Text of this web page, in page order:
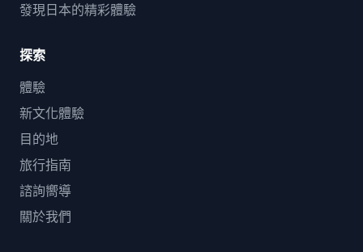
發現日本的精彩體驗
探索
體驗
新文化體驗
目的地
旅行指南
諮詢嚮導
關於我們